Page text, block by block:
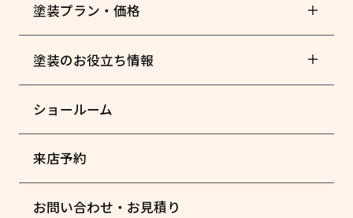
塗装プラン・価格
塗装のお役立ち情報
ショールーム
来店予約
お問い合わせ・お見積り